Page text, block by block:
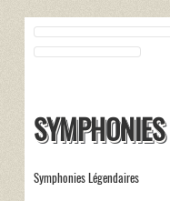
Symphonies Légendaires